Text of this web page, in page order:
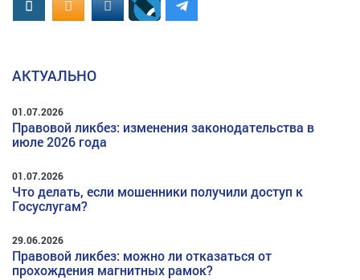
ВконтактеOK.RUMAIL.RU
АКТУАЛЬНО
01.07.2026
Правовой ликбез: изменения законодательства в
июле 2026 года
01.07.2026
Что делать, если мошенники получили доступ к
Госуслугам?
29.06.2026
Правовой ликбез: можно ли отказаться от
прохождения магнитных рамок?